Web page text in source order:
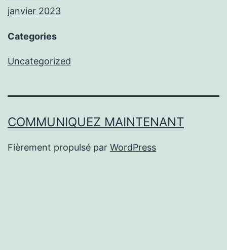
janvier 2023
Categories
Uncategorized
COMMUNIQUEZ MAINTENANT
Fièrement propulsé par WordPress